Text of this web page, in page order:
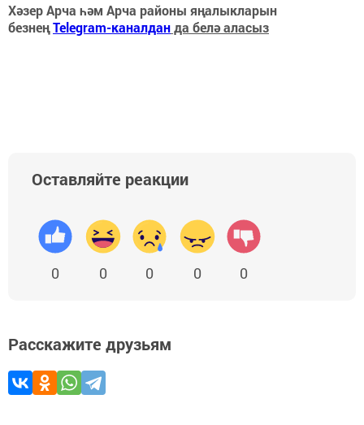
Хәзер Арча һәм Арча районы яңалыкларын
безнеңTelegram-каналданда белә аласыз
Оставляйте реакции
0 0 0 0 0
Расскажите друзьям